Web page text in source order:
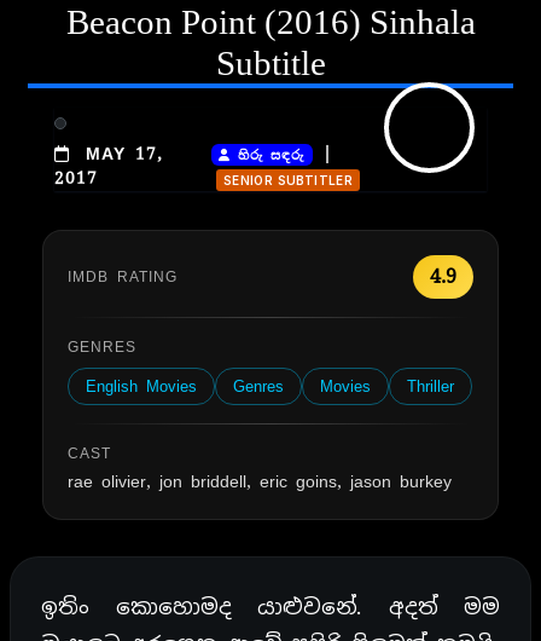
Beacon Point (2016) Sinhala
Subtitle
MAY 17,
2017
හිරු සඳරු
SENIOR SUBTITLER
IMDB RATING 4.9
GENRES
English Movies Genres Movies Thriller
CAST
rae olivier, jon briddell, eric goins, jason burkey
ඉතිං කොහොමද යාළුවනේ. අදත් මම